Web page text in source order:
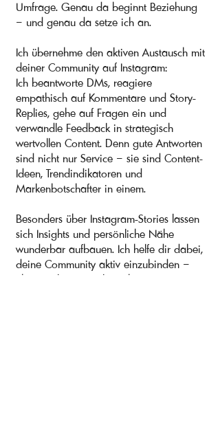
Umfrage. Genau da beginnt Beziehung
– und genau da setze ich an.
Ich übernehme den aktiven Austausch mit
deiner Community auf Instagram:
Ich beantworte DMs, reagiere
empathisch auf Kommentare und Story-
Replies, gehe auf Fragen ein und
verwandle Feedback in strategisch
wertvollen Content. Denn gute Antworten
sind nicht nur Service – sie sind Content-
Ideen, Trendindikatoren und
Markenbotschafter in einem.
Besonders über Instagram-Stories lassen
sich Insights und persönliche Nähe
wunderbar aufbauen. Ich helfe dir dabei,
deine Community aktiv einzubinden –